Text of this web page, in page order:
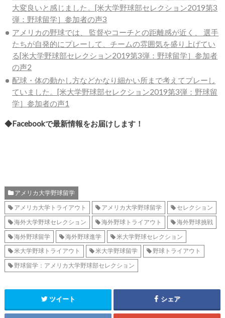
大変良いと感じました。[米大学野球部セレクション2019第3
弾：野球留学］参加者の声3
アメリカの野球では、 監督やコーチとの距離感が近く、 選手
たちが自発的にプレーして、チームの雰囲気を盛り上げてい
る[米大学野球部セレクション2019第3弾：野球留学］参加者
の声2
配球・体の動かし方などかなり細かい所まで考えてプレーし
ていました。[米大学野球部セレクション2019第3弾：野球留
学］参加者の声1
◆Facebookで最新情報をお届けします！
アメリカ大学野球留学
アメリカ大学トライアウト
アメリカ大学野球留学
セレクション
海外大学野球セレクション
海外野球トライアウト
海外野球挑戦
海外野球留学
海外野球進学
米大学野球セレクション
米大学野球トライアウト
米大学野球留学
野球トライアウト
野球留学：アメリカ大学野球部セレクション
ツイート シェア